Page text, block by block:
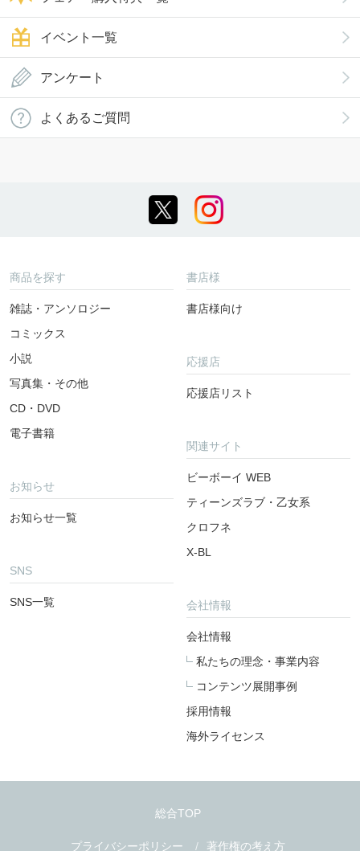
イベント一覧
アンケート
よくあるご質問
商品を探す
雑誌・アンソロジー
コミックス
小説
写真集・その他
CD・DVD
電子書籍
お知らせ
お知らせ一覧
SNS
SNS一覧
書店様
書店様向け
応援店
応援店リスト
関連サイト
ビーボーイ WEB
ティーンズラブ・乙女系
クロフネ
X-BL
会社情報
会社情報
私たちの理念・事業内容
コンテンツ展開事例
採用情報
海外ライセンス
総合TOP
プライバシーポリシー 著作権の考え方